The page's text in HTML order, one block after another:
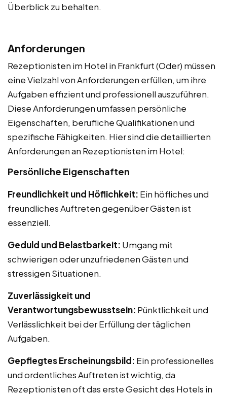
Überblick zu behalten.
Anforderungen
Rezeptionisten im Hotel in Frankfurt (Oder) müssen
eine Vielzahl von Anforderungen erfüllen, um ihre
Aufgaben effizient und professionell auszuführen.
Diese Anforderungen umfassen persönliche
Eigenschaften, berufliche Qualifikationen und
spezifische Fähigkeiten. Hier sind die detaillierten
Anforderungen an Rezeptionisten im Hotel:
Persönliche Eigenschaften
Freundlichkeit und Höflichkeit: Ein höfliches und
freundliches Auftreten gegenüber Gästen ist
essenziell.
Geduld und Belastbarkeit: Umgang mit
schwierigen oder unzufriedenen Gästen und
stressigen Situationen.
Zuverlässigkeit und
Verantwortungsbewusstsein: Pünktlichkeit und
Verlässlichkeit bei der Erfüllung der täglichen
Aufgaben.
Gepflegtes Erscheinungsbild: Ein professionelles
und ordentliches Auftreten ist wichtig, da
Rezeptionisten oft das erste Gesicht des Hotels in